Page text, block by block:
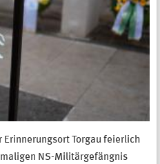
Torgau feierlich
NS-Militärgefängnis